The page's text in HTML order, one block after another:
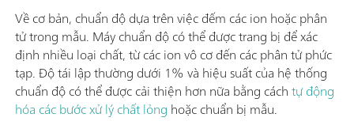
Về cơ bản, chuẩn độ dựa trên việc đếm các ion hoặc phân
tử trong mẫu. Máy chuẩn độ có thể được trang bị để xác
định nhiều loại chất, từ các ion vô cơ đến các phân tử phức
tạp. Độ tái lập thường dưới 1% và hiệu suất của hệ thống
chuẩn độ có thể được cải thiện hơn nữa bằng cáchtự động
hóa các bước xử lý chất lỏng hoặc chuẩn bị mẫu.